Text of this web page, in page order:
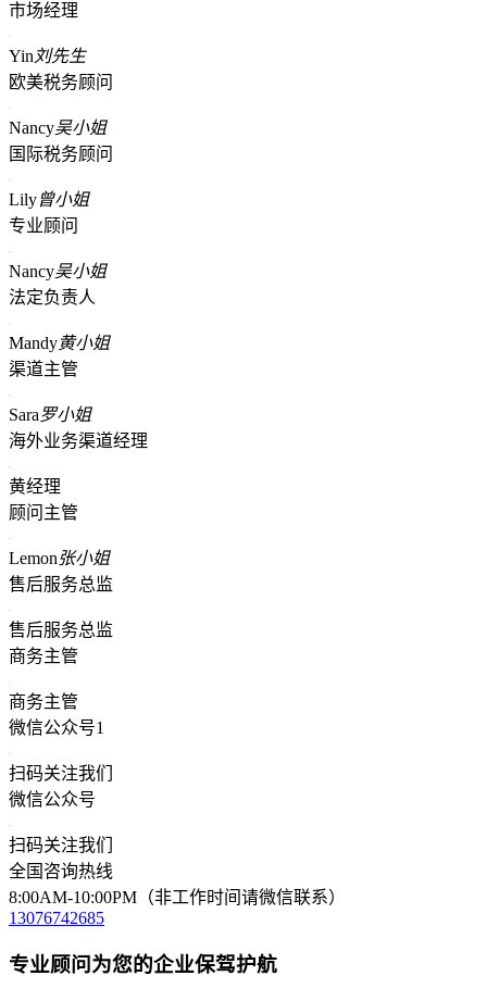
市场经理
Yin 刘先生
欧美税务顾问
Nancy吴小姐
国际税务顾问
Lily曾小姐
专业顾问
Nancy吴小姐
法定负责人
Mandy黄小姐
渠道主管
Sara罗小姐
海外业务渠道经理
黄经理
顾问主管
Lemon张小姐
售后服务总监
售后服务总监
商务主管
商务主管
微信公众号1
扫码关注我们
微信公众号
扫码关注我们
全国咨询热线
8:00AM-10:00PM（非工作时间请微信联系）
13076742685
专业顾问为您的企业保驾护航